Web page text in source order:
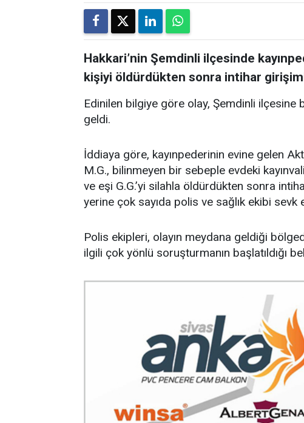
Hakkari’nin Şemdinli ilçesinde
kişiyi öldürdükten sonra intihar
Edinilen bilgiye göre olay, Şemdinli ilçesine
geldi.
İddiaya göre, kayınpederinin evine gelen
M.G., bilinmeyen bir sebeple evdeki
ve eşi G.G.’yi silahla öldürdükten sonra
yerine çok sayıda polis ve sağlık ekibi sevk
Polis ekipleri, olayın meydana geldiği
ilgili çok yönlü soruşturmanın başlatıldığı